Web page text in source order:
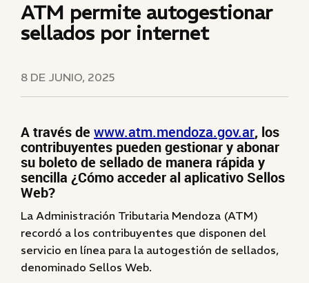
ATM permite autogestionar
sellados por internet
8 DE JUNIO, 2025
A través de www.atm.mendoza.gov.ar, los
contribuyentes pueden gestionar y abonar
su boleto de sellado de manera rápida y
sencilla ¿Cómo acceder al aplicativo Sellos
Web?
La Administración Tributaria Mendoza (ATM)
recordó a los contribuyentes que disponen del
servicio en línea para la autogestión de sellados,
denominado Sellos Web.